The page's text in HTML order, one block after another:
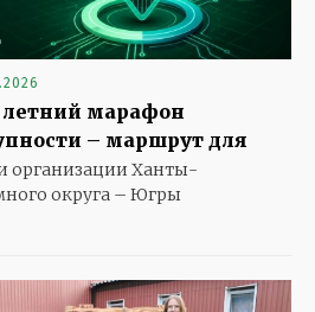
летний марафон
– маршрут для
организации Ханты-
округа – Югры